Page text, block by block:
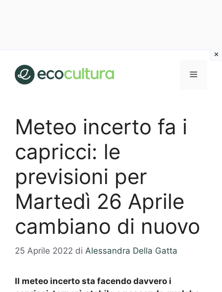
contenuto
MENU
Meteo incerto fa i
capricci: le
previsioni per
Martedì 26 Aprile
cambiano di nuovo
25 Aprile 2022 di Alessandra Della Gatta
Il meteo incerto sta facendo davvero i